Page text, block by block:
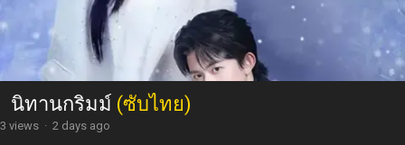
นิทานกริมม์ (ซับไทย)
3 views · 2 days ago